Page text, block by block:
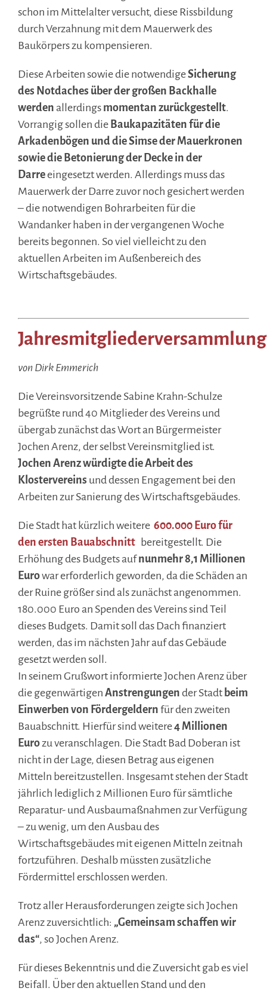
schon im Mittelalter versucht, diese Rissbildung
durch Verzahnung mit dem Mauerwerk des
Baukörpers zu kompensieren.
Diese Arbeiten sowie die notwendigeSicherung
des Notdaches über der großen Backhalle
werden allerdings momentan zurückgestellt.
Vorrangig sollen die Baukapazitäten für die
Arkadenbögen und die Simse der Mauerkronen
sowie die Betonierung der Decke in der
Darreeingesetzt werden. Allerdings muss das
Mauerwerk der Darre zuvor noch gesichert werden
– die notwendigen Bohrarbeiten für die
Wandanker haben in der vergangenen Woche
bereits begonnen. So viel vielleicht zu den
aktuellen Arbeiten im Außenbereich des
Wirtschaftsgebäudes.
Jahresmitgliederversammlung
von Dirk Emmerich
Die Vereinsvorsitzende Sabine Krahn-Schulze
begrüßte rund 40 Mitglieder des Vereins und
übergab zunächst das Wort an Bürgermeister
Jochen Arenz, der selbst Vereinsmitglied ist.
Jochen Arenzwürdigte die Arbeit des
Klostervereins und dessen Engagement bei den
Arbeiten zur Sanierung des Wirtschaftsgebäudes.
Die Stadt hat kürzlich weitere 600.000 Euro für
den ersten Bauabschnitt bereitgestellt. Die
Erhöhung des Budgets aufnunmehr 8,1 Millionen
Eurowar erforderlich geworden, da die Schäden an
der Ruine größer sind als zunächst angenommen.
180.000 Euro an Spenden des Vereins sind Teil
dieses Budgets. Damit soll das Dach finanziert
werden, das im nächsten Jahr auf das Gebäude
gesetzt werden soll.
In seinem Grußwort informierte Jochen Arenz über
die gegenwärtigen Anstrengungen der Stadtbeim
Einwerben von Fördergeldern für den zweiten
Bauabschnitt. Hierfür sind weitere4 Millionen
Eurozu veranschlagen. Die Stadt Bad Doberan ist
nicht in der Lage, diesen Betrag aus eigenen
Mitteln bereitzustellen. Insgesamt stehen der Stadt
jährlich lediglich 2 Millionen Euro für sämtliche
Reparatur- und Ausbaumaßnahmen zur Verfügung
– zu wenig, um den Ausbau des
Wirtschaftsgebäudes mit eigenen Mitteln zeitnah
fortzuführen. Deshalb müssten zusätzliche
Fördermittel erschlossen werden.
Trotz aller Herausforderungen zeigte sich Jochen
Arenz zuversichtlich: „Gemeinsam schaffen wir
das“, so Jochen Arenz.
Für dieses Bekenntnis und die Zuversicht gab es viel
Beifall. Über den aktuellen Stand und den